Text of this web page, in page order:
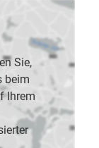
Sie,
beim
Ihrem